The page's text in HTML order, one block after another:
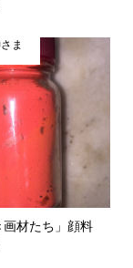
ま
画材たち」顔料